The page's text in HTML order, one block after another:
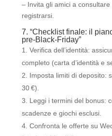
– Invita gli amici a
registrarsi.
7. “Checklist finale: il
pre‑Black‑Friday”
Verifica dell’identità:
completo (carta d’identità e
Imposta limiti di deposito:
30 €).
Leggi i termini del bonus:
scadenze e giochi esclusi.
Confronta le offerte su